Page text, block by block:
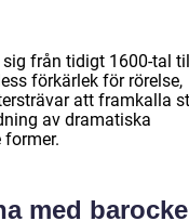
från tidigt 1600-tal
förkärlek för rörelse,
att framkalla
av dramatiska
former.
med